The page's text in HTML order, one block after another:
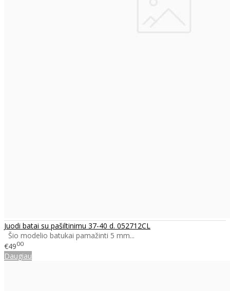
Juodi batai su pašiltinimu 37-40 d. 052712CL
Šio modelio batukai pamažinti 5 mm...
€4900
Daugiau